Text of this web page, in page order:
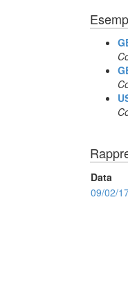
Data
09/02/